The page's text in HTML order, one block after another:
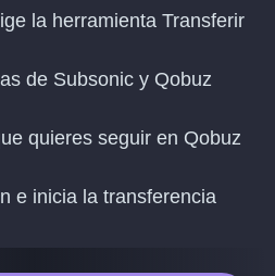
la herramienta Transferir
de Subsonic y Qobuz
quieres seguir en Qobuz
e inicia la transferencia